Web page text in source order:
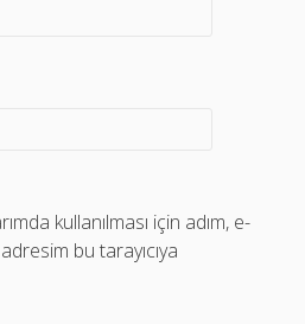
kullanılması için adım, e-
bu tarayıcıya